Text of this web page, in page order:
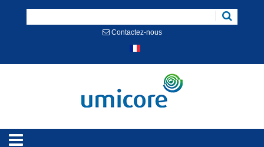
Contactez-nous